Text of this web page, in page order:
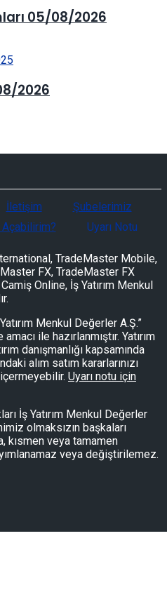
05/08/2026
2026
İletişim
Şubelerimiz
Açabilirim?
Uyarı Notu
TradeMaster Mobile,
FX, TradeMaster FX
Online, İş Yatırım Menkul
Menkul Değerler A.Ş.”
ile hazırlanmıştır. Yatırım
danışmanlığı kapsamında
alım satım kararlarınızı
Uyarı notu için
İş Yatırım Menkul Değerler
olmaksızın başkaları
kısmen veya tamamen
veya değiştirilemez.